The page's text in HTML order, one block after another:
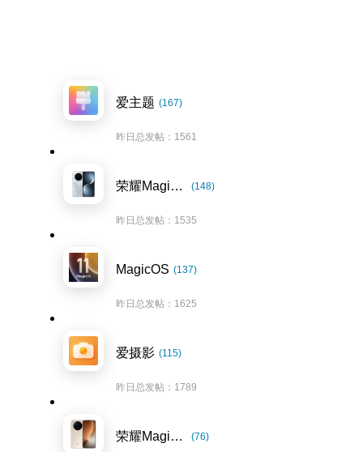
爱主题 (167)
昨日总发帖：1561
荣耀Magic7系列 (148)
昨日总发帖：1535
MagicOS (137)
昨日总发帖：1625
爱摄影 (115)
昨日总发帖：1789
荣耀Magic8系列 (76)